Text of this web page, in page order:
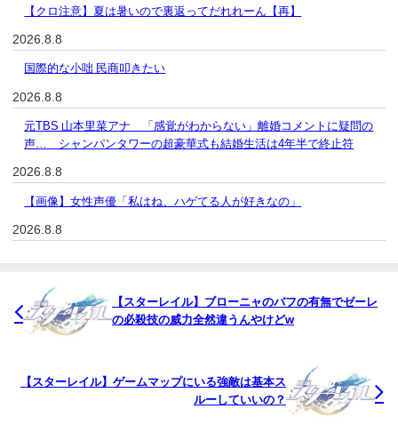
【クロ注意】夏は暑いので裏返ってだれれーん【再】
2026.8.8
国際的な小咄 民商叩きたい
2026.8.8
元TBS 山本里菜アナ 「感覚がわからない」離婚コメントに疑問の
声… シャンパンタワーの超豪華式も結婚生活は4年半で終止符
2026.8.8
【画像】女性声優「私はね、ハゲてる人が好きなの」
2026.8.8
【スターレイル】ブローニャのバフの有無でゼーレ
の必殺技の威力全然違うんやけどw
【スターレイル】ゲームマップにいる強敵は基本ス
ルーしていいの？